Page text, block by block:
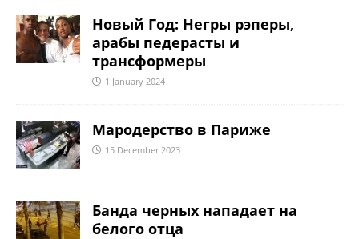
Новый Год: Негры рэперы,
арабы педерасты и
трансформеры
1 January 2024
Мародерство в Париже
15 December 2023
Банда черных нападает на
белого отца